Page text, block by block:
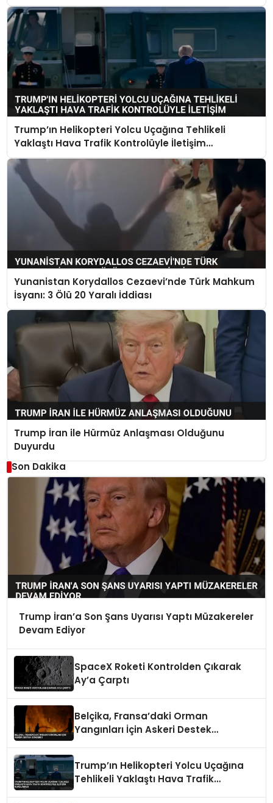
Trump’ın Helikopteri Yolcu Uçağına Tehlikeli
Yaklaştı Hava Trafik Kontrolüyle İletişim
Kurulamadı
Yunanistan Korydallos Cezaevi’nde Türk Mahkum
İsyanı: 3 Ölü 20 Yaralı İddiası
Trump İran ile Hürmüz Anlaşması Olduğunu
Duyurdu
Son Dakika
Trump İran’a Son Şans Uyarısı Yaptı Müzakereler
Devam Ediyor
SpaceX Roketi Kontrolden Çıkarak
Ay’a Çarptı
Belçika, Fransa’daki Orman
Yangınları İçin Askeri Destek
Trump’ın Helikopteri Yolcu Uçağına
Tehlikeli Yaklaştı Hava Trafik